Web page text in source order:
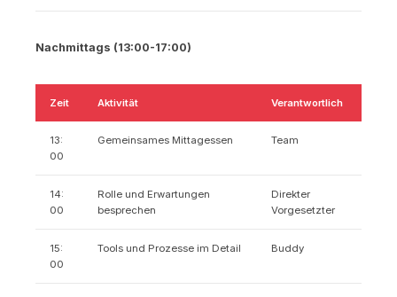
Nachmittags (13:00-17:00)
Zeit Aktivität Verantwortlich
13:
00
Gemeinsames Mittagessen Team
14:
00
Rolle und Erwartungen
besprechen
Direkter
Vorgesetzter
15:
00
Tools und Prozesse im Detail Buddy